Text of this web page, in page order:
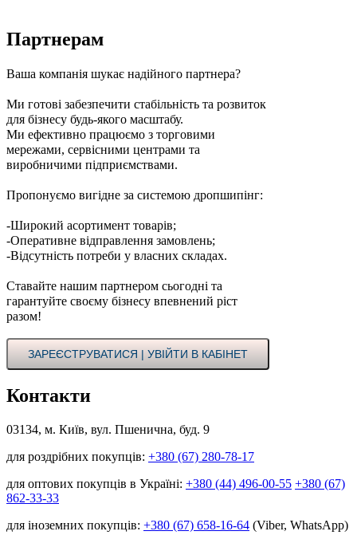
Партнерам
Ваша компанія шукає надійного партнера?
Ми готові забезпечити стабільність та розвиток
для бізнесу будь-якого масштабу.
Ми ефективно працюємо з торговими
мережами, сервісними центрами та
виробничими підприємствами.
Пропонуємо вигідне за системою дропшипінг:
-Широкий асортимент товарів;
-Оперативне відправлення замовлень;
-Відсутність потреби у власних складах.
Ставайте нашим партнером сьогодні та
гарантуйте своєму бізнесу впевнений ріст
разом!
ЗАРЕЄСТРУВАТИСЯ | УВІЙТИ В КАБІНЕТ
Контакти
03134, м. Київ, вул. Пшенична, буд. 9
для роздрібних покупців: +380 (67) 280-78-17
для оптових покупців в Україні: +380 (44) 496-00-55 +380 (67)
862-33-33
для іноземних покупців: +380 (67) 658-16-64 (Viber, WhatsApp)